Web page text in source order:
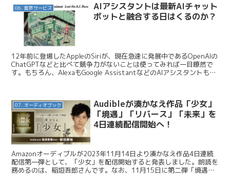
06. 音声サービス
AIアシスタントは最新AIチャット
ボットと融合する日はくるのか？
12年前に登場したAppleのSiriが、現在急速に発展中であるOpenAIの
ChatGPTなどと比べて競争力がないことは使ってみれば一目瞭然で
す。もちろん、AlexaもGoogle AssistantなどのAIアシスタントも
07. オーディオブック
Audibleが湊かなえ作品「少女」
「境遇」「リバース」「未来」を
4日連続配信開始へ！
Amazonオーディブルが2023年11月14日より湊かなえ作品4日連続
配信第一弾として、「少女」を配信開始すると発表しました。朗読を
務めるのは、稲垣吾郎さんです。なお、11月15日に第二弾「境遇」